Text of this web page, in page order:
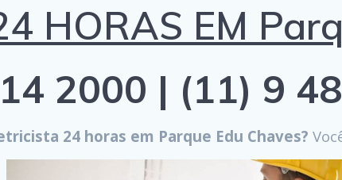
HORAS EM
2000 | (11) 9
24 horas em Parque Edu Chaves?